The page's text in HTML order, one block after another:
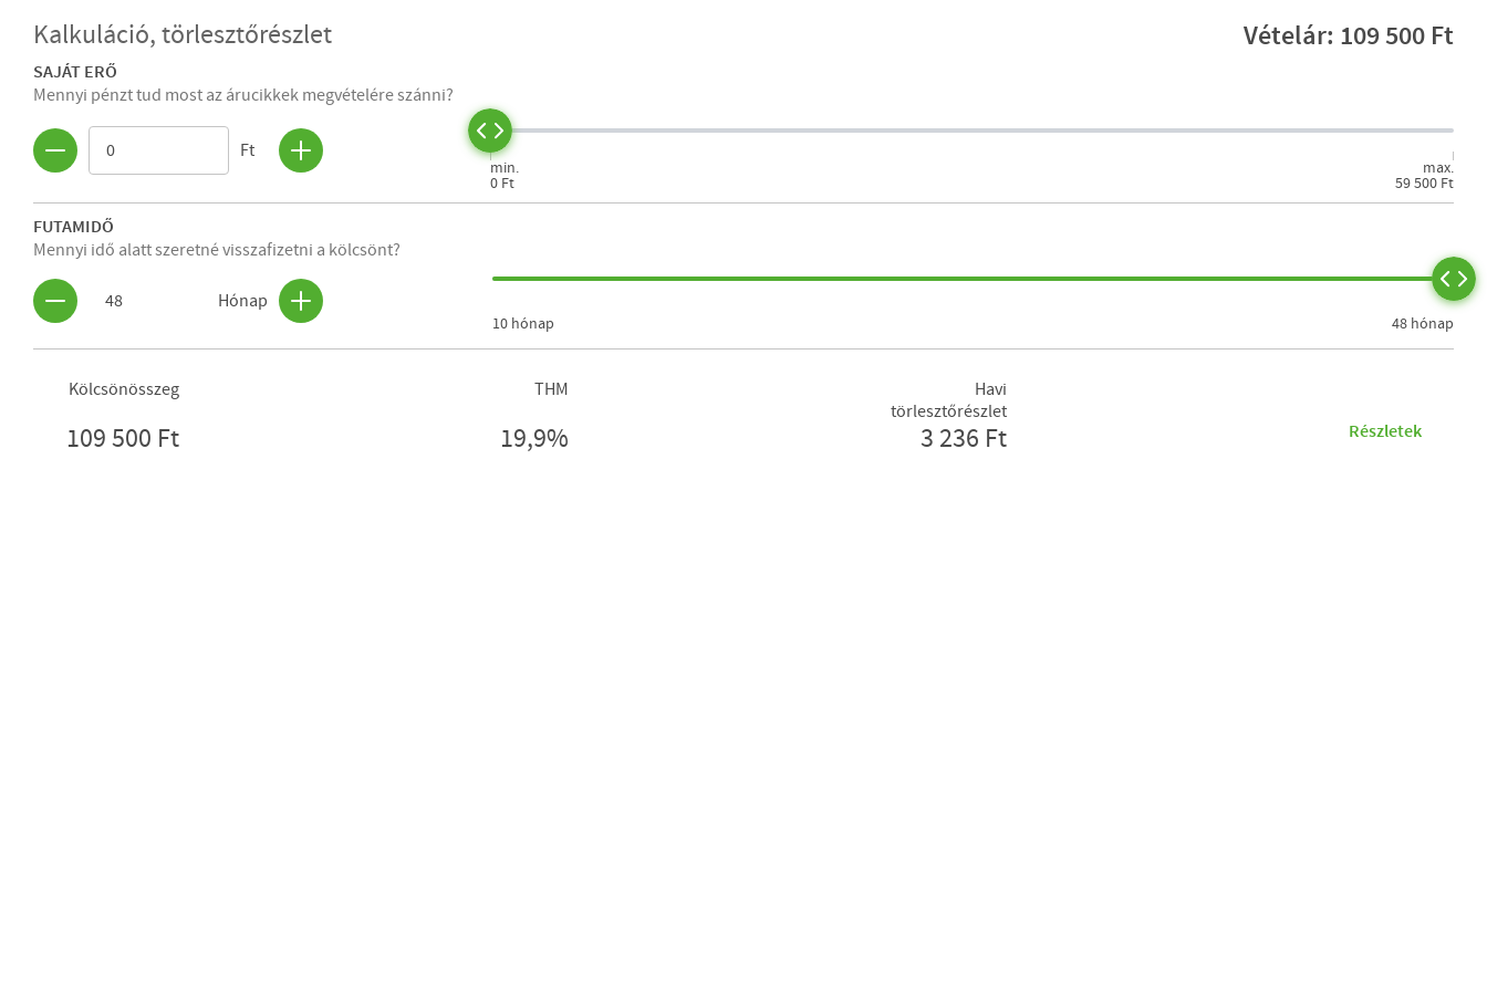
Kalkuláció, törlesztőrészlet Vételár: 109 500 Ft
SAJÁT ERŐ
Mennyi pénzt tud most az árucikkek megvételére szánni?
Ft
min.
0 Ft
max.
59 500 Ft
FUTAMIDŐ
Mennyi idő alatt szeretné visszafizetni a kölcsönt?
48 Hónap
10 hónap 48 hónap
Kölcsönösszeg
109 500 Ft
THM
19,9%
Havi
törlesztőrészlet
3 236 Ft Részletek